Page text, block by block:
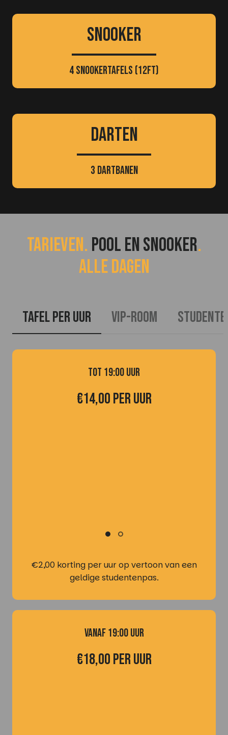
snooker
4snookertafels (12ft)
darten
3 dartbanen
tarieven. Pool en Snooker.
alle dagen
tafel per uur vip-room
tot 19:00 uur
€14,00 per uur
€2,00 korting per uur op vertoon van een
geldige studentenpas.
vanaf 19:00 uur
€18,00 per uur